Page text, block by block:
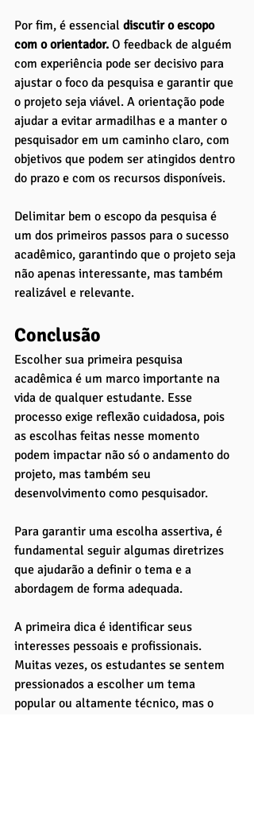
Por fim, é essencial discutir o escopo
com o orientador. O feedback de alguém
com experiência pode ser decisivo para
ajustar o foco da pesquisa e garantir que
o projeto seja viável. A orientação pode
ajudar a evitar armadilhas e a manter o
pesquisador em um caminho claro, com
objetivos que podem ser atingidos dentro
do prazo e com os recursos disponíveis.
Delimitar bem o escopo da pesquisa é
um dos primeiros passos para o sucesso
acadêmico, garantindo que o projeto seja
não apenas interessante, mas também
realizável e relevante.
Conclusão
Escolher sua primeira pesquisa
acadêmica é um marco importante na
vida de qualquer estudante. Esse
processo exige reflexão cuidadosa, pois
as escolhas feitas nesse momento
podem impactar não só o andamento do
projeto, mas também seu
desenvolvimento como pesquisador.
Para garantir uma escolha assertiva, é
fundamental seguir algumas diretrizes
que ajudarão a definir o tema e a
abordagem de forma adequada.
A primeira dica é identificar seus
interesses pessoais e profissionais.
Muitas vezes, os estudantes se sentem
pressionados a escolher um tema
popular ou altamente técnico, mas o